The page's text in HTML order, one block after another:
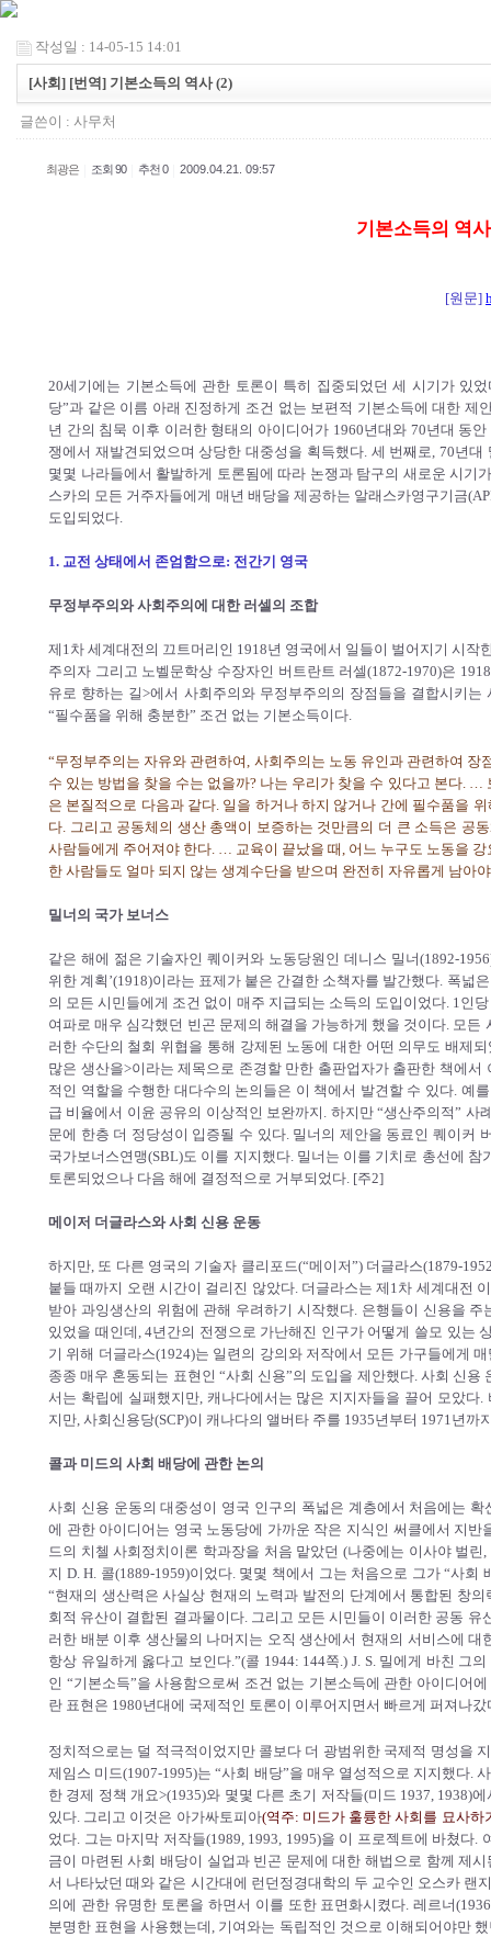
작성일 : 14-05-15 14:01
[사회] [번역] 기본소득의 역사 (2)
글쓴이 : 사무처
최광은 조회 90 추천 0 2009.04.21. 09:57
기본소득의 역
[원문]
20세기에는 기본소득에 관한 토론이 특히 집중되었던 세 시기가 있
당”과 같은 이름 아래 진정하게 조건 없는 보편적 기본소득에 대한 제
년 간의 침묵 이후 이러한 형태의 아이디어가 1960년대와 70년대 동
쟁에서 재발견되었으며 상당한 대중성을 획득했다. 세 번째로, 70년
몇몇 나라들에서 활발하게 토론됨에 따라 논쟁과 탐구의 새로운 시기
스카의 모든 거주자들에게 매년 배당을 제공하는 알래스카영구기금
도입되었다.
1. 교전 상태에서 존엄함으로: 전간기 영국
무정부주의와 사회주의에 대한 러셀의 조합
제1차 세계대전의 끄트머리인 1918년 영국에서 일들이 벌어지기 시작
주의자 그리고 노벨문학상 수장자인 버트란트 러셀(1872-1970)은
유로 향하는 길>에서 사회주의와 무정부주의의 장점들을 결합시키
“필수품을 위해 충분한” 조건 없는 기본소득이다.
“무정부주의는 자유와 관련하여, 사회주의는 노동 유인과 관련하여
수 있는 방법을 찾을 수는 없을까? 나는 우리가 찾을 수 있다고 본다.
은 본질적으로 다음과 같다. 일을 하거나 하지 않거나 간에 필수품을
다. 그리고 공동체의 생산 총액이 보증하는 것만큼의 더 큰 소득은 공
사람들에게 주어져야 한다. … 교육이 끝났을 때, 어느 누구도 노동을
한 사람들도 얼마 되지 않는 생계수단을 받으며 완전히 자유롭게 남아
밀너의 국가 보너스
같은 해에 젊은 기술자인 퀘이커와 노동당원인 데니스 밀너(1892-
위한 계획’(1918)이라는 표제가 붙은 간결한 소책자를 발간했다. 폭넓
의 모든 시민들에게 조건 없이 매주 지급되는 소득의 도입이었다. 1인
여파로 매우 심각했던 빈곤 문제의 해결을 가능하게 했을 것이다. 모
러한 수단의 철회 위협을 통해 강제된 노동에 대한 어떤 의무도 배제
많은 생산을>이라는 제목으로 존경할 만한 출판업자가 출판한 책에
적인 역할을 수행한 대다수의 논의들은 이 책에서 발견할 수 있다. 예
급 비율에서 이윤 공유의 이상적인 보완까지. 하지만 “생산주의적”
문에 한층 더 정당성이 입증될 수 있다. 밀너의 제안을 동료인 퀘이커
국가보너스연맹(SBL)도 이를 지지했다. 밀너는 이를 기치로 총선에
토론되었으나 다음 해에 결정적으로 거부되었다. [주2]
메이저 더글라스와 사회 신용 운동
하지만, 또 다른 영국의 기술자 클리포드(“메이저”) 더글라스(1879-
붙들 때까지 오랜 시간이 걸리진 않았다. 더글라스는 제1차 세계대전
받아 과잉생산의 위험에 관해 우려하기 시작했다. 은행들이 신용을
있었을 때인데, 4년간의 전쟁으로 가난해진 인구가 어떻게 쓸모 있는
기 위해 더글라스(1924)는 일련의 강의와 저작에서 모든 가구들에게
종종 매우 혼동되는 표현인 “사회 신용”의 도입을 제안했다. 사회 신
서는 확립에 실패했지만, 캐나다에서는 많은 지지자들을 끌어 모았
지만, 사회신용당(SCP)이 캐나다의 앨버타 주를 1935년부터 1971년까
콜과 미드의 사회 배당에 관한 논의
사회 신용 운동의 대중성이 영국 인구의 폭넓은 계층에서 처음에는
에 관한 아이디어는 영국 노동당에 가까운 작은 지식인 써클에서 지
드의 치첼 사회정치이론 학과장을 처음 맡았던 (나중에는 이사야 벌
지 D. H. 콜(1889-1959)이었다. 몇몇 책에서 그는 처음으로 그가 “사
“현재의 생산력은 사실상 현재의 노력과 발전의 단계에서 통합된 창
회적 유산이 결합된 결과물이다. 그리고 모든 시민들이 이러한 공동
러한 배분 이후 생산물의 나머지는 오직 생산에서 현재의 서비스에
항상 유일하게 옳다고 보인다.”(콜 1944: 144쪽.) J. S. 밀에게 바친 그
인 “기본소득”을 사용함으로써 조건 없는 기본소득에 관한 아이디어
란 표현은 1980년대에 국제적인 토론이 이루어지면서 빠르게 퍼져나갔
정치적으로는 덜 적극적이었지만 콜보다 더 광범위한 국제적 명성을
제임스 미드(1907-1995)는 “사회 배당”을 매우 열성적으로 지지했다.
한 경제 정책 개요>(1935)와 몇몇 다른 초기 저작들(미드 1937, 1938)
있다. 그리고 이것은 아가싸토피아(역주: 미드가 훌륭한 사회를 묘사
었다. 그는 마지막 저작들(1989, 1993, 1995)을 이 프로젝트에 바쳤다
금이 마련된 사회 배당이 실업과 빈곤 문제에 대한 해법으로 함께 제
서 나타났던 때와 같은 시간대에 런던정경대학의 두 교수인 오스카 랜
의에 관한 유명한 토론을 하면서 이를 또한 표면화시켰다. 레르너
분명한 표현을 사용했는데, 기여와는 독립적인 것으로 이해되어야만